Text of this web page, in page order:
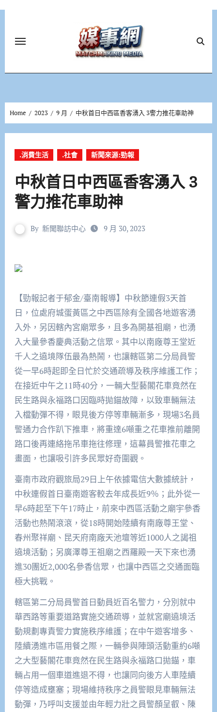
Home 2023 9 月 中秋首日中西區香客湧入 3警力推花車助神
.消費生活 .社會 新聞來源:勁報
中秋首日中西區香客湧入 3
警力推花車助神
By 新聞聯訪中心 9 月 30, 2023
【勁報記者于郁金/臺南報導】中秋節連假3天首
日，位處府城蛋黃區之中西區除有全國各地遊客湧
入外，另因轄內宮廟眾多，且多為開基祖廟，也湧
入大量參香慶典活動之信眾。其中以南廠尊王堂近
千人之遶境隊伍最為熱鬧，也讓轄區第二分局員警
從一早6時起即全日忙於交通疏導及秩序維護工作；
在接近中午之11時40分，一輛大型藝閣花車竟然在
民生路與永福路口因臨時拋錨故障，以致車輛無法
入檔動彈不得，眼見後方停等車輛漸多，現場3名員
警通力合作趴下推車，將重達6噸重之花車推前離開
路口後再連絡拖吊車拖往修理，這幕員警推花車之
畫面，也讓吸引許多民眾好奇圍觀。
臺南市政府觀旅局29日上午依據電信大數據統計，
中秋連假首日臺南遊客較去年成長近9％；此外從一
早6時起至下午17時止，前來中西區活動之廟宇參香
活動也熱鬧滾滾，從18時開始陸續有南廠尊王堂、
春州聚祥廟、昆天府南廠天池壇等近1000人之謁祖
遶境活動；另廣澤尊王祖廟之西羅殿一天下來也湧
進30團近2,000名參香信眾，也讓中西區之交通面臨
極大挑戰。
轄區第二分局員警首日動員近百名警力，分別就中
華西路等重要道路實施交通疏導，並就宮廟遶境活
動規劃專責警力實施秩序維護；在中午遊客增多、
陸續湧進市區用餐之際，一輛參與陣頭活動重約6噸
之大型藝閣花車竟然在民生路與永福路口拋錨，車
輛占用一個車道進退不得，也讓同向後方人車陸續
停等造成壅塞；現場維持秩序之員警眼見車輛無法
動彈，乃呼叫支援並由年輕力壯之員警顏呈叡、陳